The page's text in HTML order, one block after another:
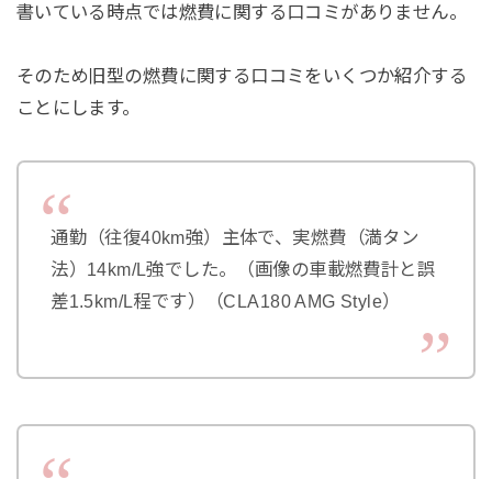
書いている時点では燃費に関する口コミがありません。
そのため旧型の燃費に関する口コミをいくつか紹介する
ことにします。
通勤（往復40km強）主体で、実燃費（満タン
法）14km/L強でした。（画像の車載燃費計と誤
差1.5km/L程です）（CLA180 AMG Style）